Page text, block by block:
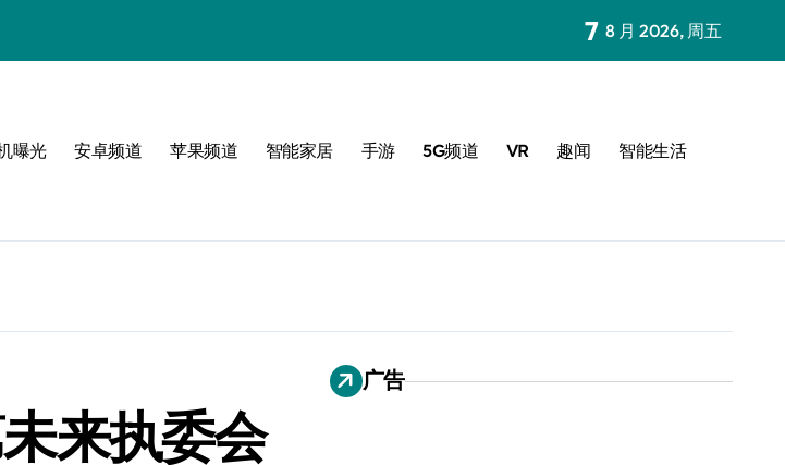
7 8 月 2026, 周五
曝光 安卓频道 苹果频道 智能家居 手游 5G频道 VR 趣闻 智能生活
来执委会
广告